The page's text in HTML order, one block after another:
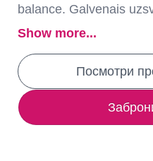
balance. Galvenais
Show more...
Посмотри